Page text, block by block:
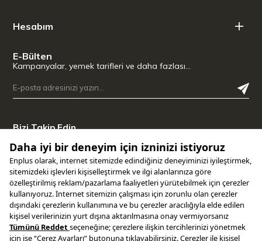
Hesabım
E-Bülten
Kampanyalar, yemek tarifleri ve daha fazlası…
Bizi Takip Edin
Uygulamamızı İndirin